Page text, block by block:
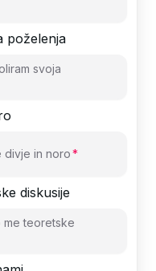
poželenja
svoja
divje in noro
diskusije
me teoretske